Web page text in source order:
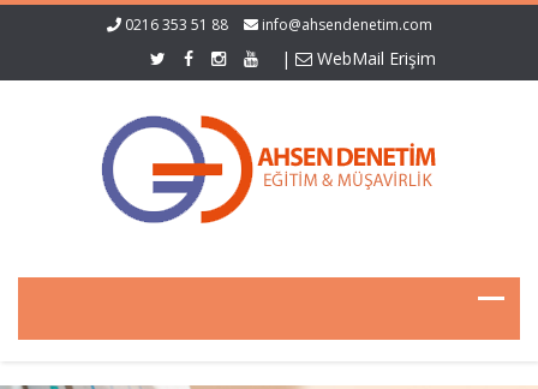
0216 353 51 88 info@ahsendenetim.com
| WebMail Erişim